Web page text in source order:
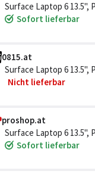
Surface Laptop 6 13.5",
Sofort lieferbar
0815.at
Surface Laptop 6 13.5",
Nicht lieferbar
proshop.at
Surface Laptop 6 13.5",
Sofort lieferbar